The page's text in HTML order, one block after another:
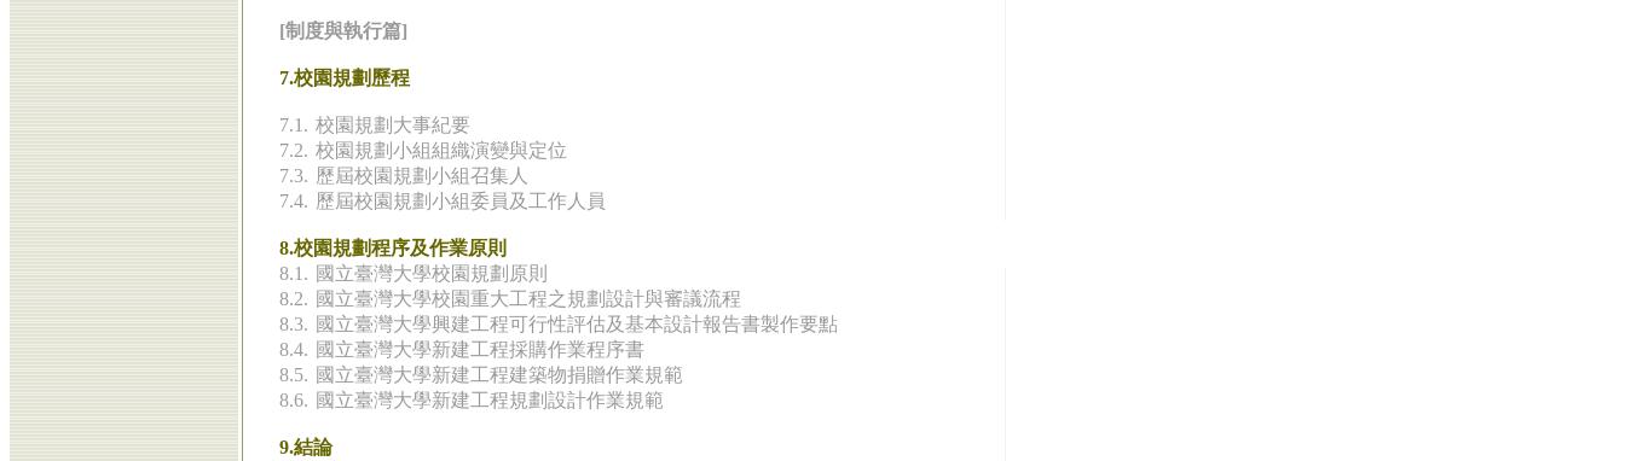
[制度與執行篇]
7.校園規劃歷程
7.1. 校園規劃大事紀要
7.2. 校園規劃小組組織演變與定位
7.3. 歷屆校園規劃小組召集人
7.4. 歷屆校園規劃小組委員及工作人員
8.校園規劃程序及作業原則
8.1. 國立臺灣大學校園規劃原則
8.2. 國立臺灣大學校園重大工程之規劃設計與審議流程
8.3. 國立臺灣大學興建工程可行性評估及基本設計報告書製作要點
8.4. 國立臺灣大學新建工程採購作業程序書
8.5. 國立臺灣大學新建工程建築物捐贈作業規範
8.6. 國立臺灣大學新建工程規劃設計作業規範
9.結論